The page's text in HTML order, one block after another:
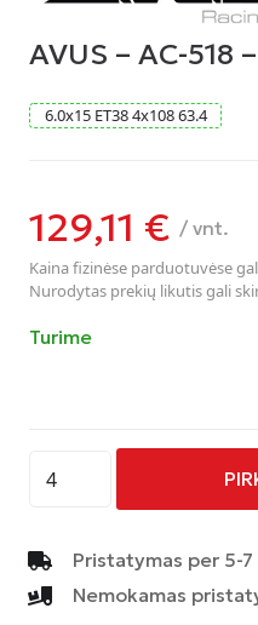
AVUS – AC-518
6.0x15 ET384x10863.4
129,11 € / vnt.
Kaina fizinėse parduotuvėse
Nurodytas prekių likutis gali
Turime
kiekis:
-
AC-
518
Pristatymas per 5-
Nemokamas